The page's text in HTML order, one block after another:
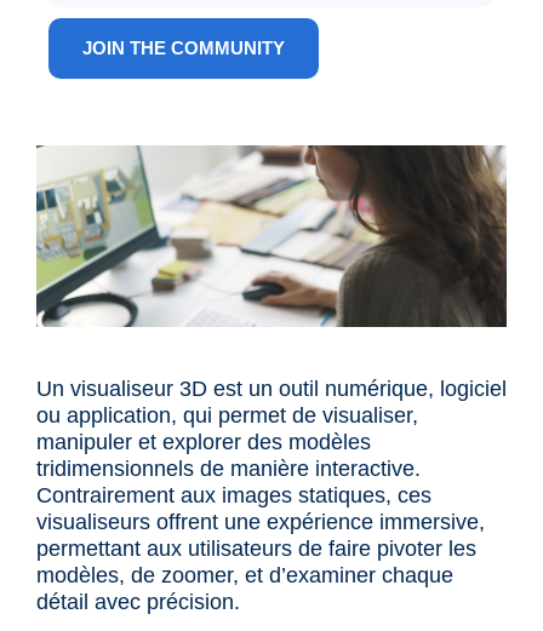
ANG
JOIN THE COMMUNITY
Un visualiseur 3D est un outil numérique, logiciel
ou application, qui permet de visualiser,
manipuler et explorer des modèles
tridimensionnels de manière interactive.
Contrairement aux images statiques, ces
visualiseurs offrent une expérience immersive,
permettant aux utilisateurs de faire pivoter les
modèles, de zoomer, et d’examiner chaque
détail avec précision.